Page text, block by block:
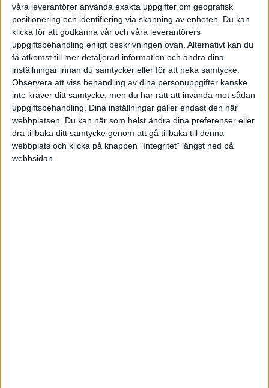
våra leverantörer använda exakta uppgifter om geografisk
positionering och identifiering via skanning av enheten. Du kan
klicka för att godkänna vår och våra leverantörers
uppgiftsbehandling enligt beskrivningen ovan. Alternativt kan du
få åtkomst till mer detaljerad information och ändra dina
inställningar innan du samtycker eller för att neka samtycke.
Observera att viss behandling av dina personuppgifter kanske
inte kräver ditt samtycke, men du har rätt att invända mot sådan
uppgiftsbehandling. Dina inställningar gäller endast den här
webbplatsen. Du kan när som helst ändra dina preferenser eller
dra tillbaka ditt samtycke genom att gå tillbaka till denna
webbplats och klicka på knappen "Integritet" längst ned på
webbsidan.
inventarier med 20%-regeln i både bokföring och
deklaration för att siffrorna ska vara lika på
bägge ställena, men nu stöter jag på patrull!
Jag köpte en inventarie 2008 för 10500 kr +
moms, och sålde den 2009 för 7200 kr + moms,
då avskriven med 2100 kr
Bokförde såhär:
1910 D 9000 kr